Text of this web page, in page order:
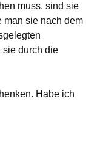
muss, sind sie
man sie nach dem
sie durch die
Habe ich